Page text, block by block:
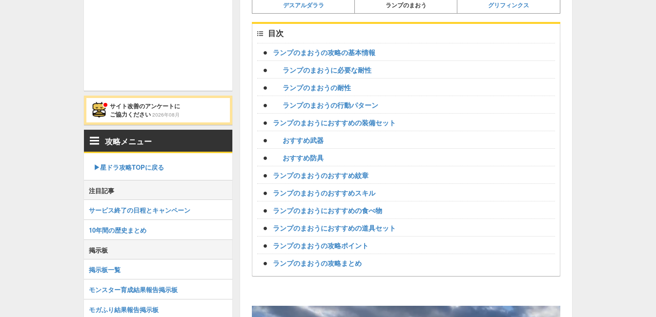
デスアルダララ
ランプのまおう
グリフィンクス
目次
ランプのまおうの攻略の基本情報
ランプのまおうに必要な耐性
ランプのまおうの耐性
ランプのまおうの行動パターン
ランプのまおうにおすすめの装備セット
おすすめ武器
おすすめ防具
ランプのまおうのおすすめ紋章
ランプのまおうのおすすめスキル
ランプのまおうにおすすめの食べ物
ランプのまおうにおすすめの道具セット
ランプのまおうの攻略ポイント
ランプのまおうの攻略まとめ
サイト改善のアンケートに
ご協力ください 2026年08月
攻略メニュー
▶︎星ドラ攻略TOPに戻る
注目記事
サービス終了の日程とキャンペーン
10年間の歴史まとめ
掲示板
掲示板一覧
モンスター育成結果報告掲示板
モガふり結果報告掲示板